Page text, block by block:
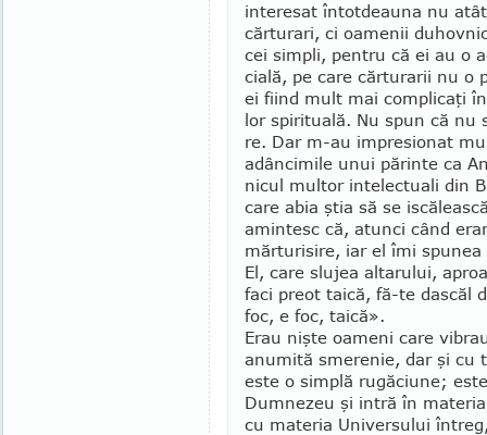
interesat în­tot­deauna nu
cărturari, ci oame­nii
cei sim­pli, pentru că ei au o
cială, pe care cărturarii nu o
ei fiind mult mai complicaţi
lor spiritua­lă. Nu spun că
re. Dar m-au impresionat
adânci­mile unui părinte ca
nicul mul­tor intelectuali din
care abia ştia să se
amin­tesc că, atunci când
mărtu­ri­sire, iar el îmi
El, care slujea altaru­lui,
faci preot tai­că, fă-te das­căl
foc, e foc, taică».
Erau nişte oameni care
anumită smerenie, dar şi cu
este o simplă rugăciune;
Dumnezeu şi intră în
cu materia Universului